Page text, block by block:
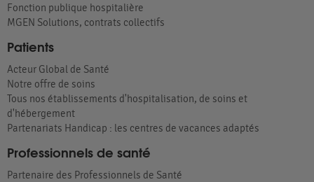
Fonction publique hospitalière
MGEN Solutions, contrats collectifs
Patients
Acteur Global de Santé
Notre offre de soins
Tous nos établissements d'hospitalisation, de soins et
d'hébergement
Partenariats Handicap : les centres de vacances adaptés
Professionnels de santé
Partenaire des Professionnels de Santé